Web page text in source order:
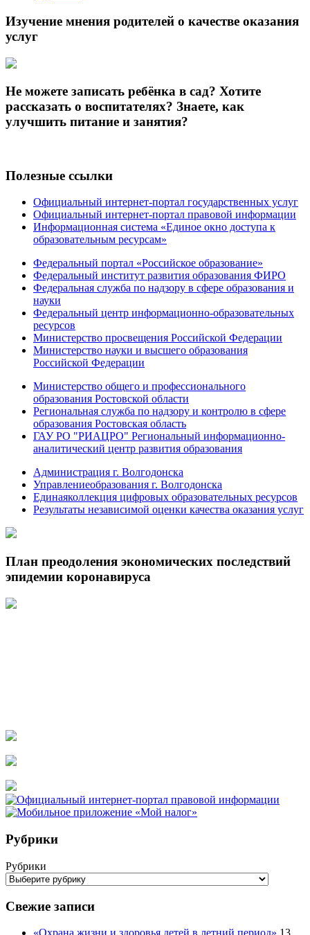
Изучение мнения родителей о качестве оказания
услуг
Не можете записать ребёнка в сад? Хотите
рассказать о воспитателях? Знаете, как
улучшить питание и занятия?
Полезные ссылки
Официальный интернет-портал государственных услуг
Официальный интернет-портал правовой информации
Информационная система «Единое окно доступа к
образовательным ресурсам»
Федеральный портал «Российское образование»
Федеральный институт развития образования ФИРО
Федеральная служба по надзору в сфере образования и
науки
Федеральный центр информационно-образовательных
ресурсов
Министерство просвещения Российской Федерации
Министерство науки и высшего образования
Российской Федерации
Министерство общего и профессионального
образования Ростовской области
Региональная служба по надзору и контролю в сфере
образования Ростовская область
ГАУ РО "РИАЦРО" Региональный информационно-
аналитический центр развития образования
Администрация г. Волгодонска
Управлениеобразования г. Волгодонска
Единаяколлекция цифровых образовательных ресурсов
Результаты независимой оценки качества оказания услуг
План преодоления экономических последствий
эпидемии коронавируса
Рубрики
Рубрики
Свежие записи